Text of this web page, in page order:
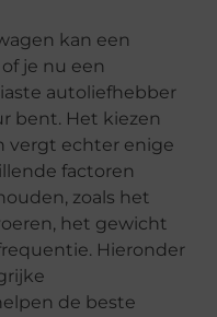
kan een
je nu een
autoliefhebber
bent. Het kiezen
vergt echter enige
factoren
zoals het
het gewicht
Hieronder
de beste